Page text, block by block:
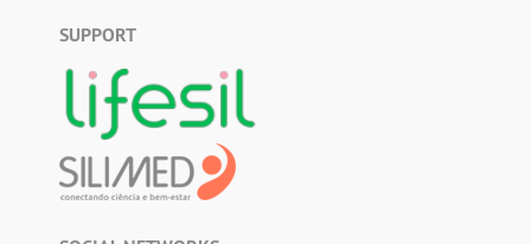
SUPPORT